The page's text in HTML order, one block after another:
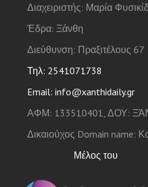
Διαχειριστής: Μαρία
Έδρα: Ξάνθη
Διεύθυνση: Πραξιτέλους 67
Τηλ: 2541071738
Email: info@xanthidaily.gr
ΑΦΜ: 133510401, ΔΟΥ:
Δικαιούχος Domain name:
Μέλος του